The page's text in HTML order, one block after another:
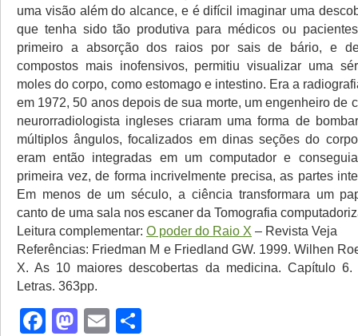
uma visão além do alcance, e é difícil imaginar uma
que tenha sido tão produtiva para médicos ou
primeiro a absorção dos raios por sais de bário, e
compostos mais inofensivos, permitiu visualizar uma
moles do corpo, como estomago e intestino. Era a
em 1972, 50 anos depois de sua morte, um engenheiro de
neurorradiologista ingleses criaram uma forma de
múltiplos ângulos, focalizados em dinas seções do
eram então integradas em um computador e
primeira vez, de forma incrivelmente precisa, as partes
Em menos de um século, a ciência transformara um
canto de uma sala nos escaner da Tomografia
Leitura complementar: O poder do Raio X – Revista Veja
Referências: Friedman M e Friedland GW. 1999. Wilhen
X. As 10 maiores descobertas da medicina. Capítulo 6.
Letras. 363pp.
Facebook
Mastodon
Email